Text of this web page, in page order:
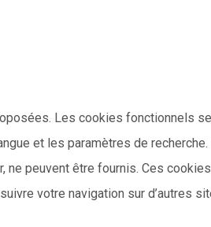
Les cookies fonctionnels se
et les paramètres de recherche.
ne peuvent être fournis. Ces
votre navigation sur d’autres